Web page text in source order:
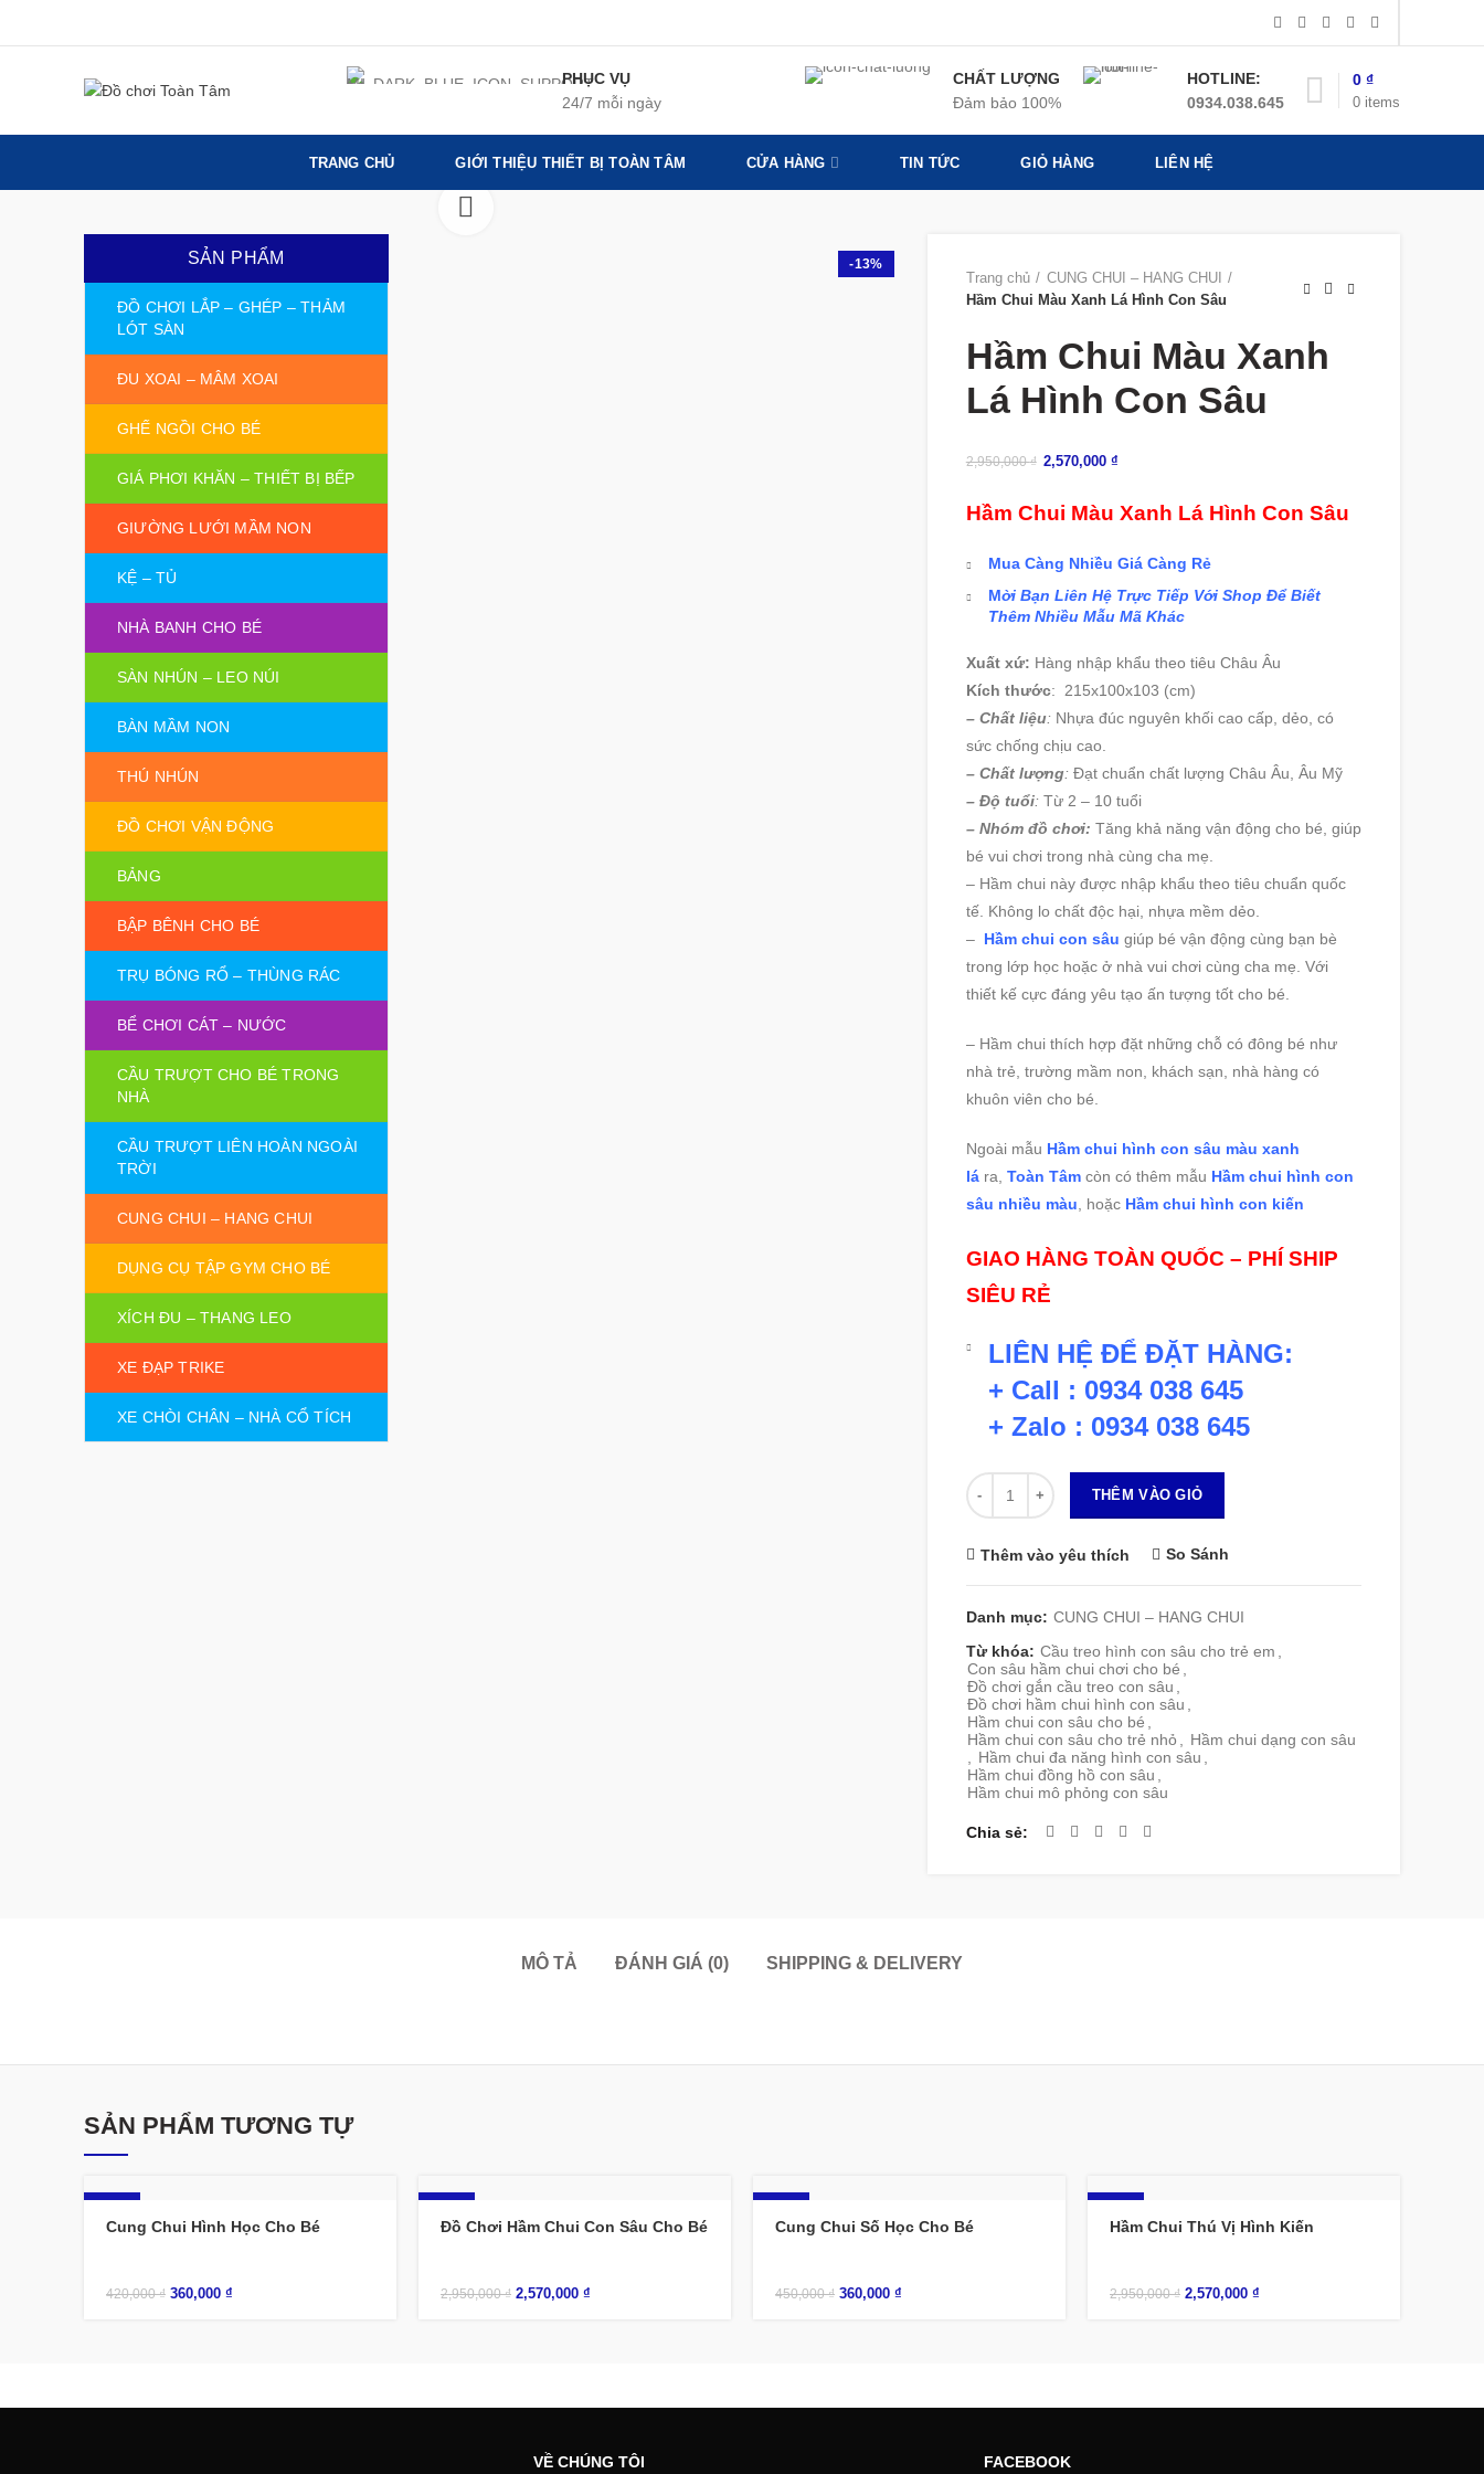
PHỤC VỤ
24/7 mỗi ngày
CHẤT LƯỢNG
Đảm bảo 100%
HOTLINE:
0934.038.645
0 items
0 ₫
TRANG CHỦ GIỚI THIỆU THIẾT BỊ TOÀN TÂM CỬA HÀNG TIN TỨC GIỎ HÀNG LIÊN HỆ
-13%
Trang chủ
CUNG CHUI – HANG CHUI
Hầm Chui Màu Xanh Lá Hình Con Sâu
Hầm Chui Màu Xanh
Lá Hình Con Sâu
2,950,000₫ 2,570,000 ₫
Hầm Chui Màu Xanh Lá Hình Con Sâu
Mua Càng Nhiều Giá Càng Rẻ
Mời Bạn Liên Hệ Trực Tiếp Với Shop Để Biết
Thêm Nhiều Mẫu Mã Khác
Xuất xứ: Hàng nhập khẩu theo tiêu Châu Âu
Kích thước: 215x100x103 (cm)
– Chất liệu:Nhựa đúc nguyên khối cao cấp, dẻo, có
sức chống chịu cao.
– Chất lượng:Đạt chuẩn chất lượng Châu Âu, Âu Mỹ
– Độ tuổi:Từ 2 – 10 tuổi
– Nhóm đồ chơi: Tăng khả năng vận động cho bé, giúp
bé vui chơi trong nhà cùng cha mẹ.
– Hầm chui này được nhập khẩu theo tiêu chuẩn quốc
tế. Không lo chất độc hại, nhựa mềm dẻo.
– Hầm chui con sâu giúp bé vận động cùng bạn bè
trong lớp học hoặc ở nhà vui chơi cùng cha mẹ. Với
thiết kế cực đáng yêu tạo ấn tượng tốt cho bé.
– Hầm chui thích hợp đặt những chỗ có đông bé như
nhà trẻ, trường mầm non, khách sạn, nhà hàng có
khuôn viên cho bé.
Ngoài mẫu Hầm chui hình con sâu màu xanh
lára, Toàn Tâmcòn có thêm mẫu Hầm chui hình con
sâu nhiều màu , hoặc Hầm chui hình con kiến
GIAO HÀNG TOÀN QUỐC – PHÍ SHIP
SIÊU RẺ
LIÊN HỆ ĐỂ ĐẶT HÀNG:
+ Call : 0934 038 645
+ Zalo : 0934 038 645
Số lượng
THÊM VÀO GIỎ
Thêm vào yêu thích So Sánh
Danh mục: CUNG CHUI – HANG CHUI
Từ khóa: Cầu treo hình con sâu cho trẻ em ,
Con sâu hầm chui chơi cho bé ,
Đồ chơi gắn cầu treo con sâu ,
Đồ chơi hầm chui hình con sâu ,
Hầm chui con sâu cho bé ,
Hầm chui con sâu cho trẻ nhỏ , Hầm chui dạng con sâu
, Hầm chui đa năng hình con sâu ,
Hầm chui đồng hồ con sâu ,
Hầm chui mô phỏng con sâu
Chia sẻ
SẢN PHẨM
ĐỒ CHƠI LẮP – GHÉP – THẢM
LÓT SÀN
ĐU XOAI – MÂM XOAI
GHẾ NGỒI CHO BÉ
GIÁ PHƠI KHĂN – THIẾT BỊ BẾP
GIƯỜNG LƯỚI MẦM NON
KỆ – TỦ
NHÀ BANH CHO BÉ
SÀN NHÚN – LEO NÚI
BÀN MẦM NON
THÚ NHÚN
ĐỒ CHƠI VẬN ĐỘNG
BẢNG
BẬP BÊNH CHO BÉ
TRỤ BÓNG RỔ – THÙNG RÁC
BỂ CHƠI CÁT – NƯỚC
CẦU TRƯỢT CHO BÉ TRONG
NHÀ
CẦU TRƯỢT LIÊN HOÀN NGOÀI
TRỜI
CUNG CHUI – HANG CHUI
DỤNG CỤ TẬP GYM CHO BÉ
XÍCH ĐU – THANG LEO
XE ĐẠP TRIKE
XE CHÒI CHÂN – NHÀ CỔ TÍCH
MÔ TẢ ĐÁNH GIÁ (0) SHIPPING & DELIVERY
SẢN PHẨM TƯƠNG TỰ
Cung Chui Hình Học Cho Bé
420,000₫ 360,000 ₫
Đồ Chơi Hầm Chui Con Sâu Cho Bé
2,950,000₫ 2,570,000 ₫
Cung Chui Số Học Cho Bé
450,000₫ 360,000 ₫
Hầm Chui Thú Vị Hình Kiến
2,950,000₫ 2,570,000 ₫
VỀ CHÚNG TÔI FACEBOOK